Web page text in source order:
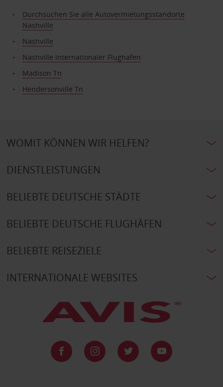
Durchsuchen Sie alle Autovermietungsstandorte
Nashville
Nashville
Nashville Internationaler Flughafen
Madison Tn
Hendersonville Tn
WOMIT KÖNNEN WIR HELFEN?
DIENSTLEISTUNGEN
BELIEBTE DEUTSCHE STÄDTE
BELIEBTE DEUTSCHE FLUGHÄFEN
BELIEBTE REISEZIELE
INTERNATIONALE WEBSITES